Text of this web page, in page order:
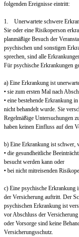
folgenden Ereignisse eintritt:
1. Unerwartete schwere
Sie oder eine Risikoperson
planmäßige Besuch der
psychischen und sonstigen
sprechen, sind alle
Für psychische Erkrankungen
a) Eine Erkrankung ist
• sie zum ersten Mal nach
• eine bestehende Erkrankung
nicht behandelt wurde. Sie
Regelmäßige Untersuchungen
haben keinen Einfluss auf den
b) Eine Erkrankung ist schwer,
• die gesundheitliche
besucht werden kann oder
• bei nicht mitreisenden
c) Eine psychische Erkrankung
der Versicherung auftritt. Der
psychischen Erkrankung ist
vor Abschluss der
oder Vorsorge sind keine
Versicherungsschutz.